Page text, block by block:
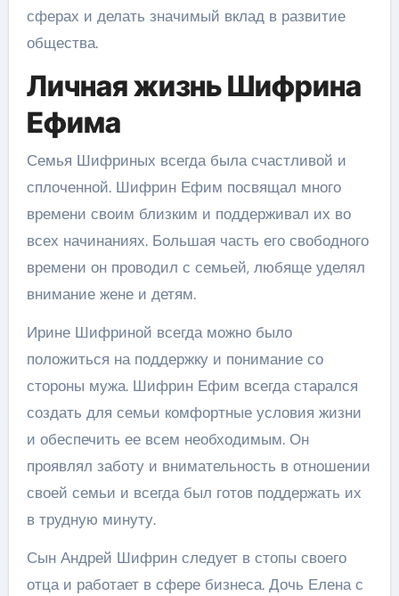
сферах и делать значимый вклад в развитие
общества.
Личная жизнь Шифрина
Ефима
Семья Шифриных всегда была счастливой и
сплоченной. Шифрин Ефим посвящал много
времени своим близким и поддерживал их во
всех начинаниях. Большая часть его свободного
времени он проводил с семьей, любяще уделял
внимание жене и детям.
Ирине Шифриной всегда можно было
положиться на поддержку и понимание со
стороны мужа. Шифрин Ефим всегда старался
создать для семьи комфортные условия жизни
и обеспечить ее всем необходимым. Он
проявлял заботу и внимательность в отношении
своей семьи и всегда был готов поддержать их
в трудную минуту.
Сын Андрей Шифрин следует в стопы своего
отца и работает в сфере бизнеса. Дочь Елена с